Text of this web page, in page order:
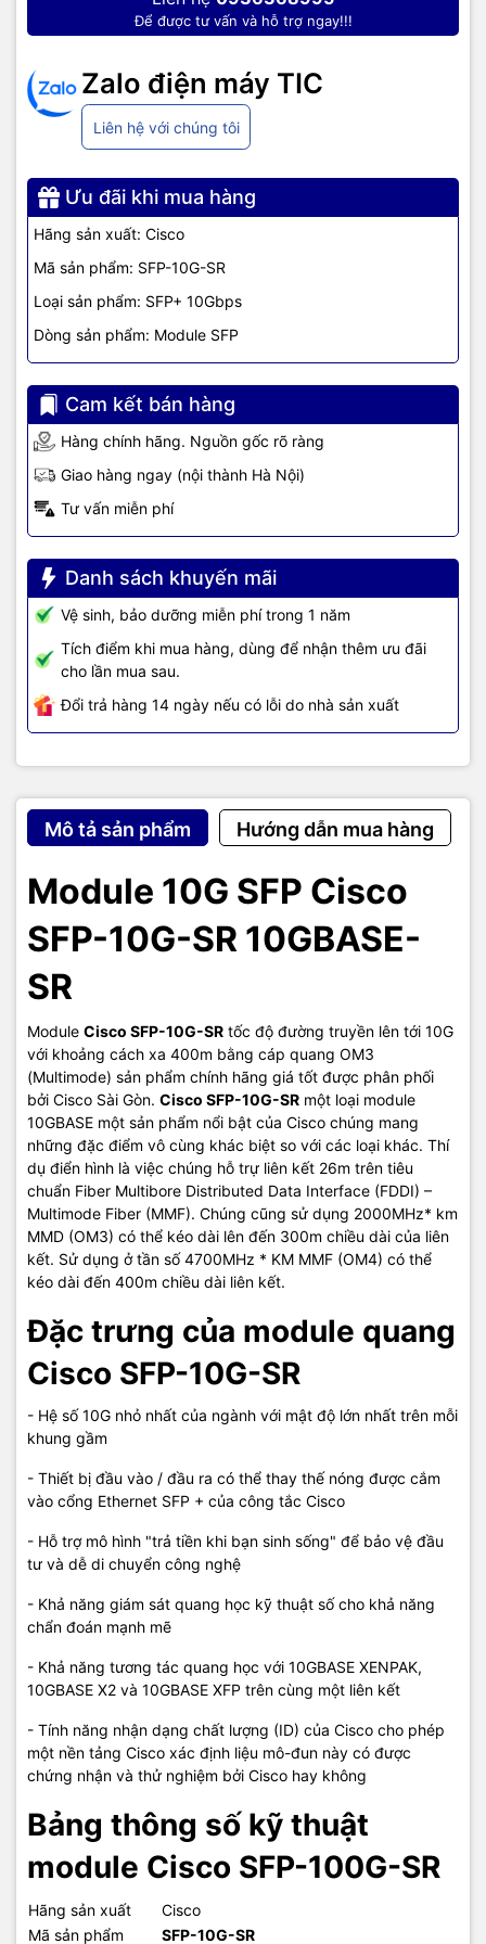
Để được tư vấn và hỗ trợ ngay!!!
Zalo điện máy TIC
Liên hệ với chúng tôi
Ưu đãi khi mua hàng
Hãng sản xuất: Cisco
Mã sản phẩm: SFP-10G-SR
Loại sản phẩm: SFP+ 10Gbps
Dòng sản phẩm: Module SFP
Cam kết bán hàng
Hàng chính hãng. Nguồn gốc rõ ràng
Giao hàng ngay (nội thành Hà Nội)
Tư vấn miễn phí
Danh sách khuyến mãi
Vệ sinh, bảo dưỡng miễn phí trong 1 năm
Tích điểm khi mua hàng, dùng để nhận thêm ưu đãi
cho lần mua sau.
Đổi trả hàng 14 ngày nếu có lỗi do nhà sản xuất
Mô tả sản phẩm Hướng dẫn mua hàng
Module 10G SFP Cisco
SFP-10G-SR 10GBASE-
SR
Module Cisco SFP-10G-SR tốc độ đường truyền lên tới 10G
với khoảng cách xa 400m bằng cáp quang OM3
(Multimode) sản phẩm chính hãng giá tốt được phân phối
bởi Cisco Sài Gòn. Cisco SFP-10G-SR một loại module
10GBASE một sản phẩm nổi bật của Cisco chúng mang
những đặc điểm vô cùng khác biệt so với các loại khác. Thí
dụ điển hình là việc chúng hỗ trự liên kết 26m trên tiêu
chuẩn Fiber Multibore Distributed Data Interface (FDDI) –
Multimode Fiber (MMF). Chúng cũng sử dụng 2000MHz* km
MMD (OM3) có thể kéo dài lên đến 300m chiều dài của liên
kết. Sử dụng ở tần số 4700MHz * KM MMF (OM4) có thể
kéo dài đến 400m chiều dài liên kết.
Đặc trưng của module quang
Cisco SFP-10G-SR
- Hệ số 10G nhỏ nhất của ngành với mật độ lớn nhất trên mỗi
khung gầm
- Thiết bị đầu vào / đầu ra có thể thay thế nóng được cắm
vào cổng Ethernet SFP + của công tắc Cisco
- Hỗ trợ mô hình "trả tiền khi bạn sinh sống" để bảo vệ đầu
tư và dễ di chuyển công nghệ
- Khả năng giám sát quang học kỹ thuật số cho khả năng
chẩn đoán mạnh mẽ
- Khả năng tương tác quang học với 10GBASE XENPAK,
10GBASE X2 và 10GBASE XFP trên cùng một liên kết
- Tính năng nhận dạng chất lượng (ID) của Cisco cho phép
một nền tảng Cisco xác định liệu mô-đun này có được
chứng nhận và thử nghiệm bởi Cisco hay không
Bảng thông số kỹ thuật
module Cisco SFP-100G-SR
Hãng sản xuất
Cisco
Mã sản phẩm
SFP-10G-SR
,Máy chủ - Server,Thiết bị mạng
giám sát
Tổng đài,Màn hình tương tác,Linh kiện máy tính
Điện
công nghệ khác.TIC.VNcam kết mang đếnsản phẩm chính
hãng, giá tốt, dịch vụ chuyên nghiệp
, đáp ứng tối đa nhu cầu của
doanh nghiệp cũng như gia đình và cá nhân.